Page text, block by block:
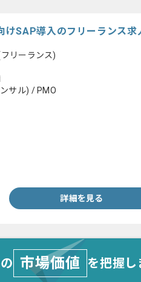
けSAP導入のフリーランス求
リーランス)
サル) / PMO
詳細を見る
市場価値 を把握